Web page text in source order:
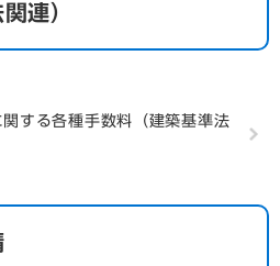
連）
する各種手数料（建築基準法